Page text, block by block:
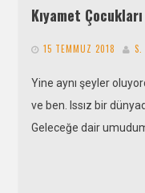
Kıyamet Çocukları
15 TEMMUZ 2018 S.
Yine aynı şeyler
ve ben. Issız bir
Geleceğe dair